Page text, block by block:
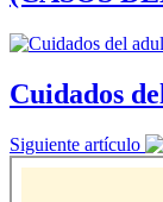
Cuidados
Siguiente artículo